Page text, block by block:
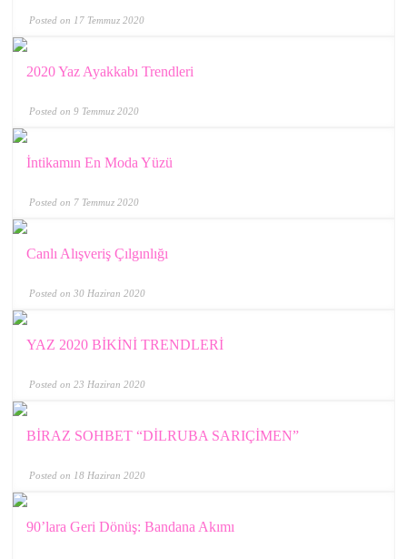
Posted on 17 Temmuz 2020
2020 Yaz Ayakkabı Trendleri
Posted on 9 Temmuz 2020
İntikamın En Moda Yüzü
Posted on 7 Temmuz 2020
Canlı Alışveriş Çılgınlığı
Posted on 30 Haziran 2020
YAZ 2020 BİKİNİ TRENDLERİ
Posted on 23 Haziran 2020
BİRAZ SOHBET “DİLRUBA SARIÇİMEN”
Posted on 18 Haziran 2020
90’lara Geri Dönüş: Bandana Akımı